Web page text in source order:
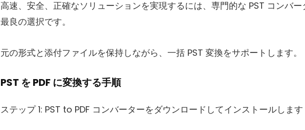
高速、安全、正確なソリューションを実現するには、専門的な PST コンバ
最良の選択です。
元の形式と添付ファイルを保持しながら、一括 PST 変換をサポートします。
PST を PDF に変換する手順
ステップ 1: PST to PDF コンバーターをダウンロードしてインストールします